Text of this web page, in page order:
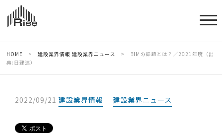
HOME > 建設業界情報 建設業界ニュース >
BIMの課題とは？／2021年度（出
典:日建連）
2022/09/21 建設業界情報 建設業界ニュース